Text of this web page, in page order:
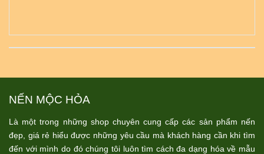
NẾN MỘC HỎA
Là một trong những shop chuyên cung cấp các sản phẩm nến
đẹp, giá rẻ hiểu được những yêu cầu mà khách hàng cần khi tìm
đến với mình do đó chúng tôi luôn tìm cách đa dạng hóa về mẫu